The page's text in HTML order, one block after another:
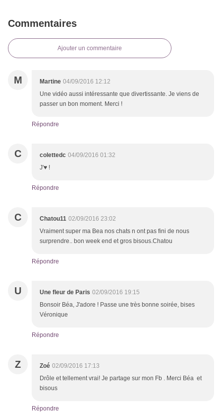
Commentaires
Ajouter un commentaire
M Martine 04/09/2016 12:12
Une vidéo aussi intéressante que divertissante. Je viens de
passer un bon moment. Merci !
Répondre
C colettedc 04/09/2016 01:32
J'♥ !
Répondre
C Chatou11 02/09/2016 23:02
Vraiment super ma Bea nos chats n ont pas fini de nous
surprendre.. bon week end et gros bisous.Chatou
Répondre
U Une fleur de Paris 02/09/2016 19:15
Bonsoir Béa, J'adore ! Passe une très bonne soirée, bises
Véronique
Répondre
Z Zoé 02/09/2016 17:13
Drôle et tellement vrai! Je partage sur mon Fb . Merci Béa et
bisous
Répondre